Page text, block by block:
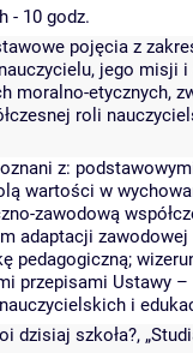
- 10 godz.
pojęcia z
jego
moralno-etycznych,
roli
z:
wartości w
zawodową
adaptacji
pedagogiczną;
przepisami Ustawy
i
szkoła?,